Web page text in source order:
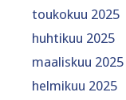
toukokuu 2025
huhtikuu 2025
maaliskuu 2025
helmikuu 2025